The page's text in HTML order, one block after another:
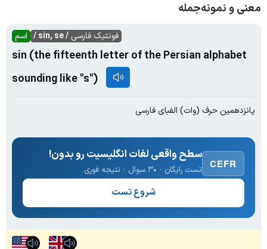
معنی و نمونه‌جمله
اسم فونتیک فارسی / sin, se /
sin (the fifteenth letter of the Persian alphabet
sounding like "s")
پانزدهمین حرف (وات) الفبای فارسی
CEFR
سطح واقعی لغات انگلیسیت رو بدون!
تست رایگان · ۳۰ سوال · نتیجه فوری
شروع تست